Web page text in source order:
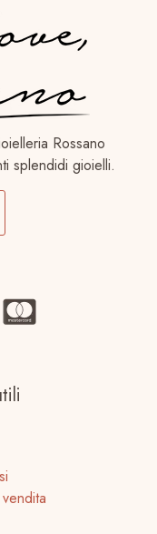
Rossano
splendidi gioielli.